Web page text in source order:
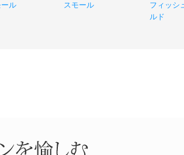
ール
スモール
フィッシ
ルド